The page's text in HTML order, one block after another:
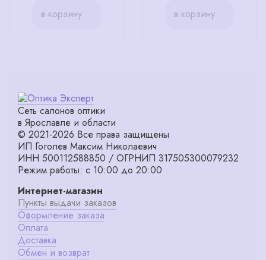
в корзину
в корзину
Сеть салонов оптики
в Ярославле и области
© 2021-2026 Все права защищены
ИП Гоголев Максим Николаевич
ИНН 500112588850 / ОГРНИП 317505300079232
Режим работы: с 10:00 до 20:00
Интернет-магазин
Пункты выдачи заказов
Оформление заказа
Оплата
Доставка
Обмен и возврат